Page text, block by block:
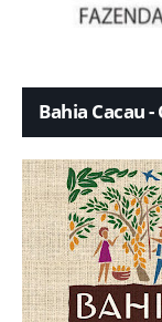
Bahia Cacau